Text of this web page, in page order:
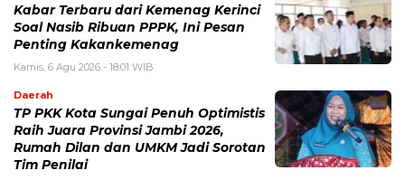
Kabar Terbaru dari Kemenag Kerinci
Soal Nasib Ribuan PPPK, Ini Pesan
Penting Kakankemenag
Kamis, 6 Agu 2026 - 18:01 WIB
Daerah
TP PKK Kota Sungai Penuh Optimistis
Raih Juara Provinsi Jambi 2026,
Rumah Dilan dan UMKM Jadi Sorotan
Tim Penilai